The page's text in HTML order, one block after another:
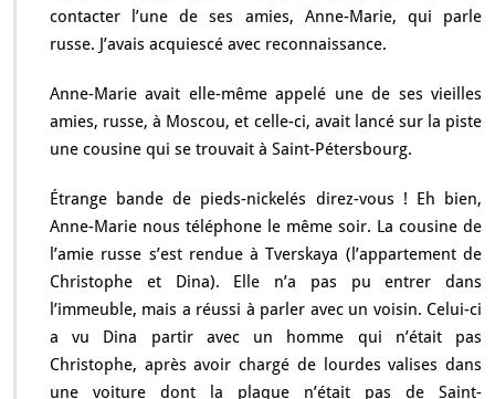
contacter l’une de ses amies, Anne-Marie, qui parle
russe. J’avais acquiescé avec reconnaissance.
Anne-Marie avait elle-même appelé une de ses vieilles
amies, russe, à Moscou, et celle-ci, avait lancé sur la piste
une cousine qui se trouvait à Saint-Pétersbourg.
Étrange bande de pieds-nickelés direz-vous ! Eh bien,
Anne-Marie nous téléphone le même soir. La cousine de
l’amie russe s’est rendue à Tverskaya (l’appartement de
Christophe et Dina). Elle n’a pas pu entrer dans
l’immeuble, mais a réussi à parler avec un voisin. Celui-ci
a vu Dina partir avec un homme qui n’était pas
Christophe, après avoir chargé de lourdes valises dans
une voiture dont la plaque n’était pas de Saint-